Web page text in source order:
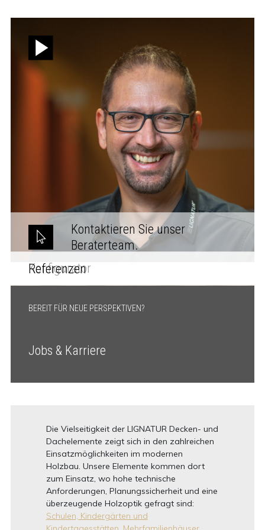
Kontaktieren Sie unser
Beraterteam.
Konfigurator
Referenzen
BEREIT FÜR NEUE PERSPEKTIVEN?
Jobs & Karriere
Die Vielseitigkeit der LIGNATUR Decken- und
Dachelemente zeigt sich in den zahlreichen
Einsatzmöglichkeiten im modernen
Holzbau. Unsere Elemente kommen dort
zum Einsatz, wo hohe technische
Anforderungen, Planungssicherheit und eine
überzeugende Holzoptik gefragt sind:
Schulen, Kindergärten und